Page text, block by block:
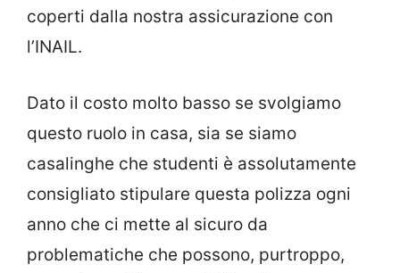
coperti dalla nostra assicurazione con
l’INAIL.
Dato il costo molto basso se svolgiamo
questo ruolo in casa, sia se siamo
casalinghe che studenti è assolutamente
consigliato stipulare questa polizza ogni
anno che ci mette al sicuro da
problematiche che possono, purtroppo,